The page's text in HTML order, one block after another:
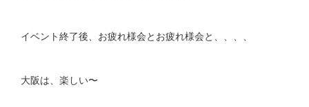
イベント終了後、お疲れ様会とお疲れ様会と、、、、
大阪は、楽しい〜